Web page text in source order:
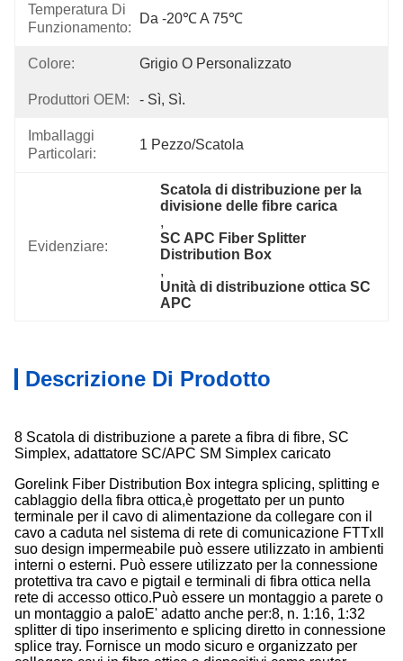
Temperatura Di
Funzionamento:
Da -20℃ A 75℃
Colore: Grigio O Personalizzato
Produttori OEM: - Sì, Sì.
Imballaggi
Particolari:
1 Pezzo/scatola
Evidenziare:
Scatola di distribuzione per la
divisione delle fibre carica
,
SC APC Fiber Splitter
Distribution Box
,
Unità di distribuzione ottica SC
APC
Descrizione Di Prodotto
8 Scatola di distribuzione a parete a fibra di fibre, SC
Simplex, adattatore SC/APC SM Simplex caricato
Gorelink Fiber Distribution Box integra splicing, splitting e
cablaggio della fibra ottica,è progettato per un punto
terminale per il cavo di alimentazione da collegare con il
cavo a caduta nel sistema di rete di comunicazione FTTxIl
suo design impermeabile può essere utilizzato in ambienti
interni o esterni. Può essere utilizzato per la connessione
protettiva tra cavo e pigtail e terminali di fibra ottica nella
rete di accesso ottico.Può essere un montaggio a parete o
un montaggio a paloE' adatto anche per:8, n. 1:16, 1:32
splitter di tipo inserimento e splicing diretto in connessione
splice tray. Fornisce un modo sicuro e organizzato per